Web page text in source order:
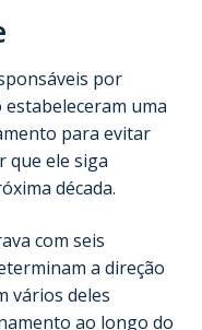
por
uma
para evitar
que ele siga
década.
com seis
a direção
vários deles
ao longo do